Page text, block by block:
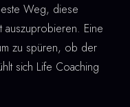
Weg, diese
auszuprobieren. Eine
zu spüren, ob der
sich Life Coaching